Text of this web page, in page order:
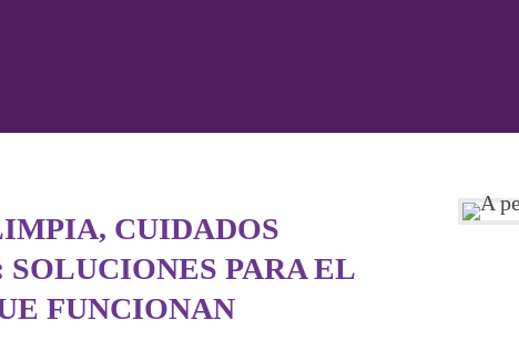
CUIDADOS
SOLUCIONES PARA EL
FUNCIONAN